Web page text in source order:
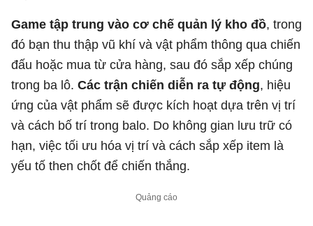
Game tập trung vào cơ chế quản lý kho đồ, trong
đó bạn thu thập vũ khí và vật phẩm thông qua chiến
đấu hoặc mua từ cửa hàng, sau đó sắp xếp chúng
trong ba lô. Các trận chiến diễn ra tự động, hiệu
ứng của vật phẩm sẽ được kích hoạt dựa trên vị trí
và cách bố trí trong balo. Do không gian lưu trữ có
hạn, việc tối ưu hóa vị trí và cách sắp xếp item là
yếu tố then chốt để chiến thắng.